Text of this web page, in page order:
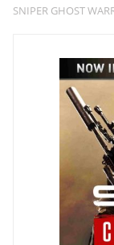
SNIPER GHOST